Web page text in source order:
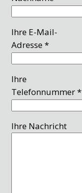
Ihre E-Mail-
Adresse *
Ihre
Telefonnummer *
Ihre Nachricht